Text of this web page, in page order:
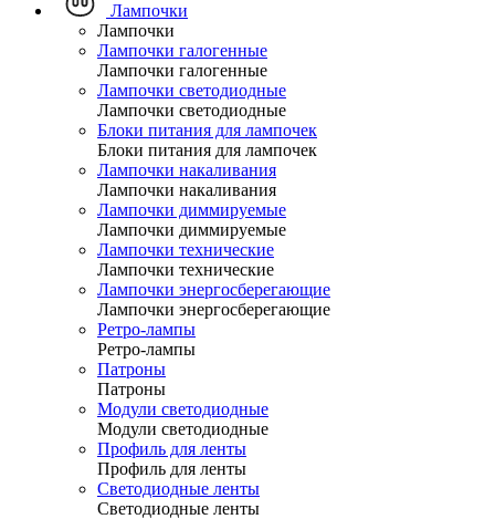
Лампочки
Лампочки
Лампочки галогенные
Лампочки галогенные
Лампочки светодиодные
Лампочки светодиодные
Блоки питания для лампочек
Блоки питания для лампочек
Лампочки накаливания
Лампочки накаливания
Лампочки диммируемые
Лампочки диммируемые
Лампочки технические
Лампочки технические
Лампочки энергосберегающие
Лампочки энергосберегающие
Ретро-лампы
Ретро-лампы
Патроны
Патроны
Модули светодиодные
Модули светодиодные
Профиль для ленты
Профиль для ленты
Светодиодные ленты
Светодиодные ленты